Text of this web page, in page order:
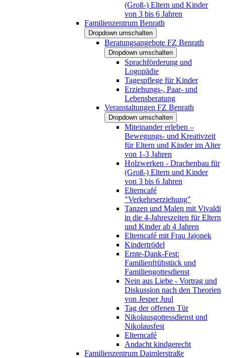
(Groß-) Eltern und Kinder
von 3 bis 6 Jahren
Familienzentrum Benrath
Dropdown umschalten
Beratungsangebote FZ Benrath
Dropdown umschalten
Sprachförderung und
Logopädie
Tagespflege für Kinder
Erziehungs-, Paar- und
Lebensberatung
Veranstaltungen FZ Benrath
Dropdown umschalten
Miteinander erleben –
Bewegungs- und Kreativzeit
für Eltern und Kinder im Alter
von 1-3 Jahren
Holzwerken - Drachenbau für
(Groß-) Eltern und Kinder
von 3 bis 6 Jahren
Elterncafé
"Verkehrserziehung"
Tanzen und Malen mit Vivaldi
in die 4-Jahreszeiten für Eltern
und Kinder ab 4 Jahren
Elterncafé mit Frau Jajonek
Kindertrödel
Ernte-Dank-Fest:
Familienfrühstück und
Familiengottesdienst
Nein aus Liebe - Vortrag und
Diskussion nach den Theorien
von Jesper Juul
Tag der offenen Tür
Nikolausgottessdienst und
Nikolausfest
Elterncafé
Andacht kindgerecht
Familienzentrum Daimlerstraße